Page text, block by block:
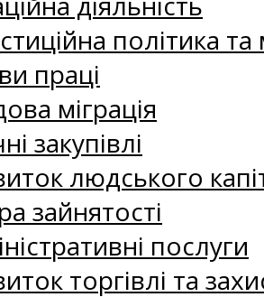
політика
праці
міграція
закупівлі
людського
зайнятості
послуги
торгівлі та